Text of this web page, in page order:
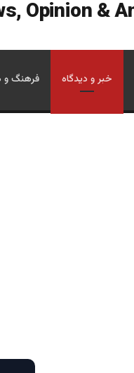
خبر و دیدگاه فرهنگ و